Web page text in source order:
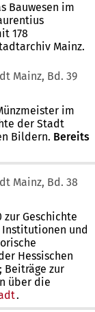
Bauwesen im
178
Mainz.
Mainz, Bd. 39
im
der Stadt
Bildern. Bereits
Mainz, Bd. 38
zur Geschichte
und
Hessischen
Beiträge zur
über die
.